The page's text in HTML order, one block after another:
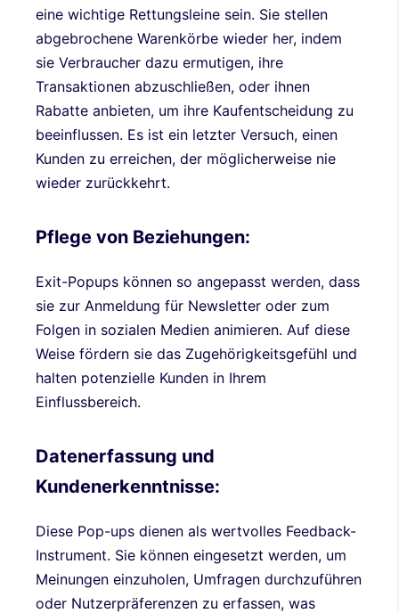
eine wichtige Rettungsleine sein. Sie stellen
abgebrochene Warenkörbe wieder her, indem
sie Verbraucher dazu ermutigen, ihre
Transaktionen abzuschließen, oder ihnen
Rabatte anbieten, um ihre Kaufentscheidung zu
beeinflussen. Es ist ein letzter Versuch, einen
Kunden zu erreichen, der möglicherweise nie
wieder zurückkehrt.
Pflege von Beziehungen:
Exit-Popups können so angepasst werden, dass
sie zur Anmeldung für Newsletter oder zum
Folgen in sozialen Medien animieren. Auf diese
Weise fördern sie das Zugehörigkeitsgefühl und
halten potenzielle Kunden in Ihrem
Einflussbereich.
Datenerfassung und
Kundenerkenntnisse:
Diese Pop-ups dienen als wertvolles Feedback-
Instrument. Sie können eingesetzt werden, um
Meinungen einzuholen, Umfragen durchzuführen
oder Nutzerpräferenzen zu erfassen, was